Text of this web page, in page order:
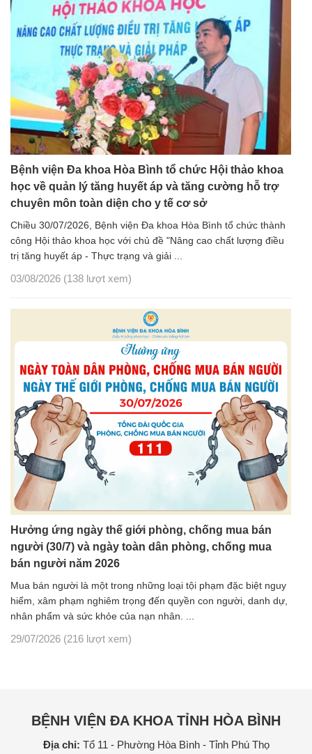
Bệnh viện Đa khoa Hòa Bình tổ chức Hội thảo khoa
học về quản lý tăng huyết áp và tăng cường hỗ trợ
chuyên môn toàn diện cho y tế cơ sở
Chiều 30/07/2026, Bệnh viện Đa khoa Hòa Bình tổ chức thành
công Hội thảo khoa học với chủ đề "Nâng cao chất lượng điều
trị tăng huyết áp - Thực trạng và giải ...
03/08/2026 (138 lượt xem)
Hưởng ứng ngày thế giới phòng, chống mua bán
người (30/7) và ngày toàn dân phòng, chống mua
bán người năm 2026
Mua bán người là một trong những loại tội phạm đặc biệt nguy
hiểm, xâm phạm nghiêm trọng đến quyền con người, danh dự,
nhân phẩm và sức khỏe của nạn nhân. ...
29/07/2026 (216 lượt xem)
BỆNH VIỆN ĐA KHOA TỈNH HÒA BÌNH
Địa chỉ: Tổ 11 - Phường Hòa Bình - Tỉnh Phú Thọ